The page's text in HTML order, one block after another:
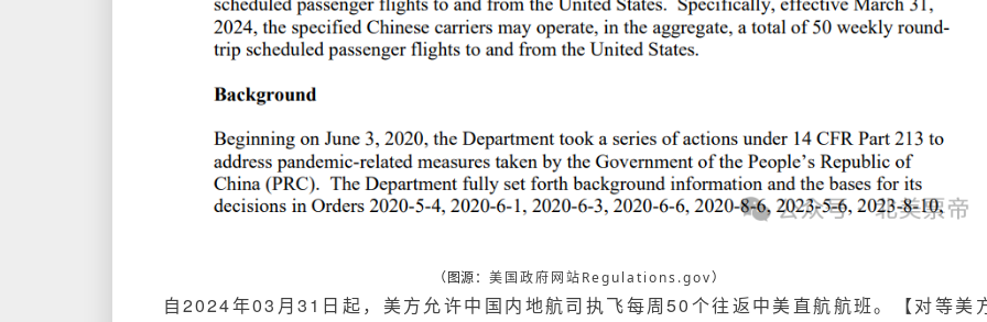
（图源： 美国政府网站Regulations.gov）
自2024年03月31日起，美方允许中国内地航司执飞每周50个往返中美直航航班。【对等美